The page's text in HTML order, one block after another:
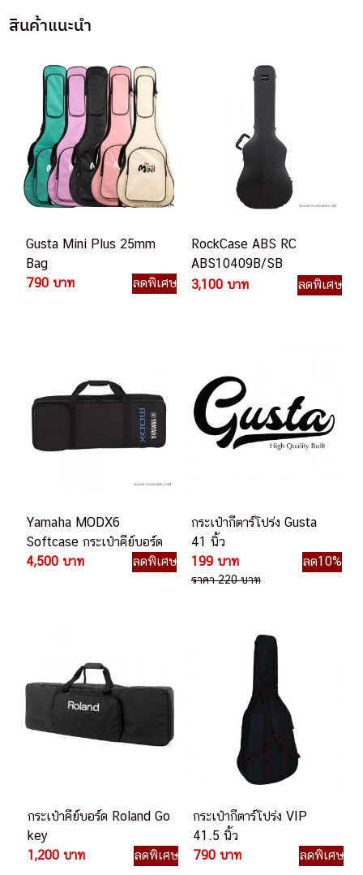
สินค้าแนะนำ
Gusta Mini Plus 25mm
Bag
790 บาท
ลดพิเศษ
RockCase ABS RC
ABS10409B/SB
Standard Line เคสกีตาร์
3,100 บาท ลดพิเศษ
Yamaha MODX6
Softcase กระเป๋าคีย์บอร์ด
4,500 บาท
ลดพิเศษ
กระเป๋ากีตาร์โปร่ง Gusta
41 นิ้ว
199 บาท
ลด10%
ราคา 220 บาท
กระเป๋าคีย์บอร์ด Roland Go
key
1,200 บาท
ลดพิเศษ
กระเป๋ากีตาร์โปร่ง VIP
41.5 นิ้ว
790 บาท
ลดพิเศษ